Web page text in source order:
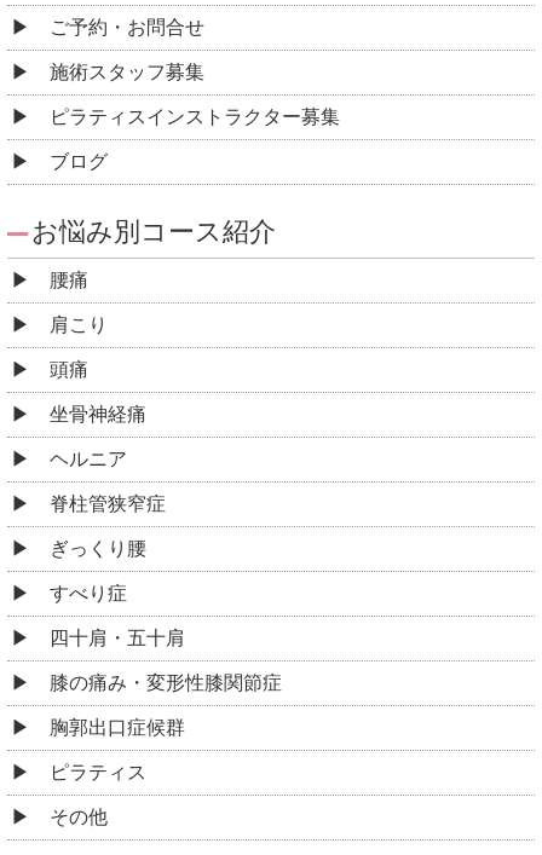
ご予約・お問合せ
施術スタッフ募集
ピラティスインストラクター募集
ブログ
お悩み別コース紹介
腰痛
肩こり
頭痛
坐骨神経痛
ヘルニア
脊柱管狭窄症
ぎっくり腰
すべり症
四十肩・五十肩
膝の痛み・変形性膝関節症
胸郭出口症候群
ピラティス
その他